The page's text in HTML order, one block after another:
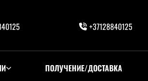
+37128840125
ПОЛУЧЕНИЕ/ДОСТАВКА